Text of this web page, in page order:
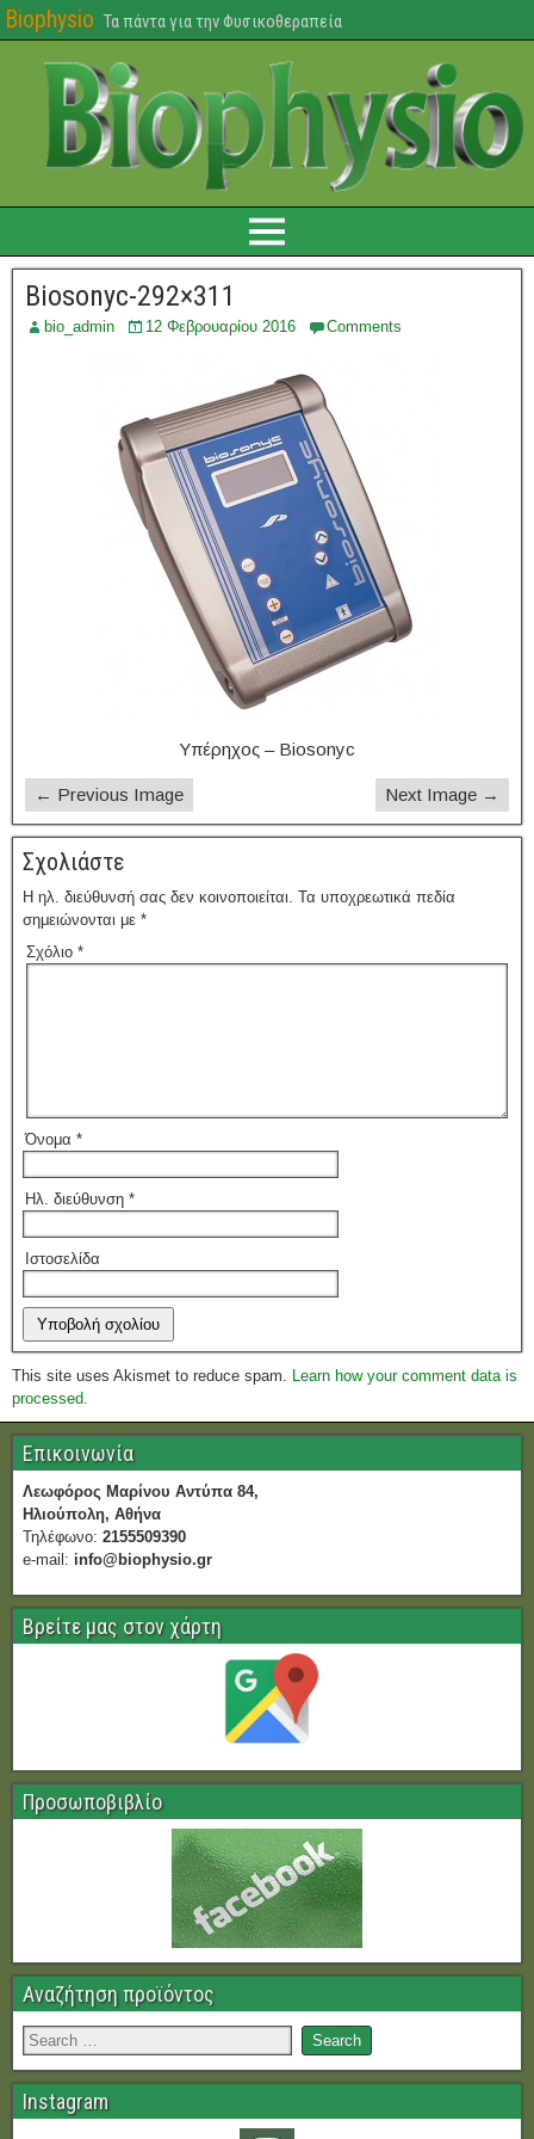
Biophysio Τα πάντα για την Φυσικοθεραπεία
Biosonyc-292×311
bio_admin 12 Φεβρουαρίου 2016 Comments
Υπέρηχος – Biosonyc
← Previous Image Next Image →
Σχολιάστε
Η ηλ. διεύθυνσή σας δεν κοινοποιείται. Τα υποχρεωτικά πεδία
σημειώνονται με *
Σχόλιο *
Όνομα *
Ηλ. διεύθυνση *
Ιστοσελίδα
This site uses Akismet to reduce spam. Learn how your comment data is
processed.
Επικοινωνία
Λεωφόρος Μαρίνου Αντύπα 84,
Ηλιούπολη, Αθήνα
Τηλέφωνο: 2155509390
e-mail: info@biophysio.gr
Βρείτε μας στον χάρτη
Προσωποβιβλίο
Αναζήτηση προϊόντος
Instagram